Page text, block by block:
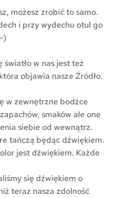
i przy wydechu otul go
)
objawia nasze Źródło.
smaków ale one
siebie od wewnątrz.
tańczą będąc dźwiękiem.
jest dźwiękiem. Każde
teraz nasza zdolność